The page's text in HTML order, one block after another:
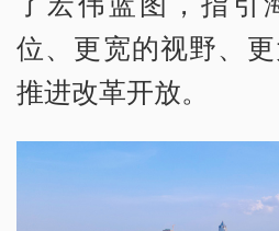
位、更宽的视野、
推进改革开放。